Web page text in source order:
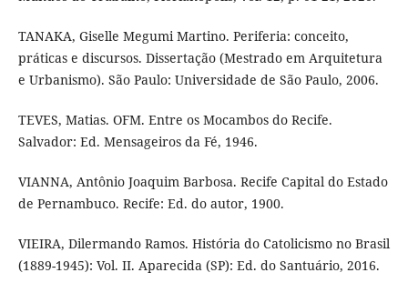
TANAKA, Giselle Megumi Martino. Periferia: conceito,
práticas e discursos. Dissertação (Mestrado em Arquitetura
e Urbanismo). São Paulo: Universidade de São Paulo, 2006.
TEVES, Matias. OFM. Entre os Mocambos do Recife.
Salvador: Ed. Mensageiros da Fé, 1946.
VIANNA, Antônio Joaquim Barbosa. Recife Capital do Estado
de Pernambuco. Recife: Ed. do autor, 1900.
VIEIRA, Dilermando Ramos. História do Catolicismo no Brasil
(1889-1945): Vol. II. Aparecida (SP): Ed. do Santuário, 2016.